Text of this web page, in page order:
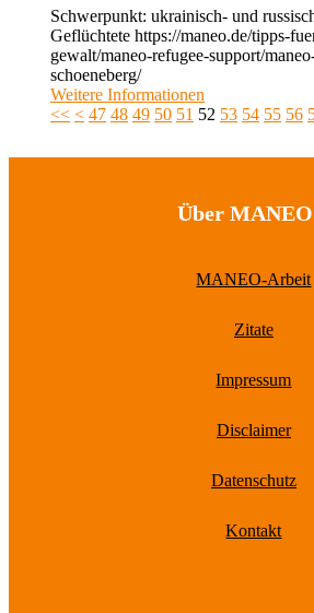
Schwerpunkt: ukrainisch- und
Geflüchtete https://maneo.de/tipps-
gewalt/maneo-refugee-support/
schoeneberg/
Weitere Informationen
<< < 47 48 49 50 51 52 53 54 55 56
Über MANEO
MANEO-Arbeit
Zitate
Impressum
Disclaimer
Datenschutz
Kontakt